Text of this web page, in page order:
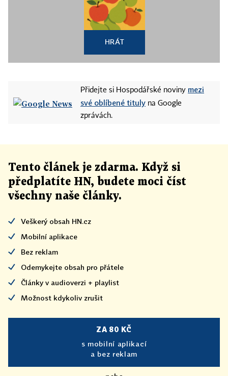
HRÁT
Přidejte si Hospodářské noviny mezi
své oblíbené tituly na Google
zprávách.
Tento článek je zdarma. Když si
předplatíte HN, budete moci číst
všechny naše články.
Veškerý obsah HN.cz
Mobilní aplikace
Bez reklam
Odemykejte obsah pro přátele
Články v audioverzi + playlist
Možnost kdykoliv zrušit
ZA 80 KČ
s mobilní aplikací
a bez reklam